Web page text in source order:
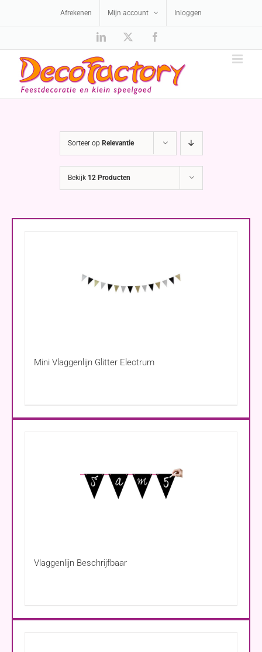
Afrekenen Mijn account Inloggen
LinkedIn
Sorteer op Relevantie
Bekijk 12 Producten
Mini Vlaggenlijn Glitter Electrum
Vlaggenlijn Beschrijfbaar